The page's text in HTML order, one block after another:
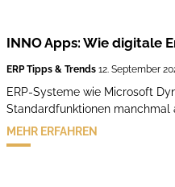
INNO Apps: Wie digitale
ERP Tipps & Trends 12. September
ERP-Systeme wie Microsoft
Standardfunktionen manchmal
MEHR ERFAHREN